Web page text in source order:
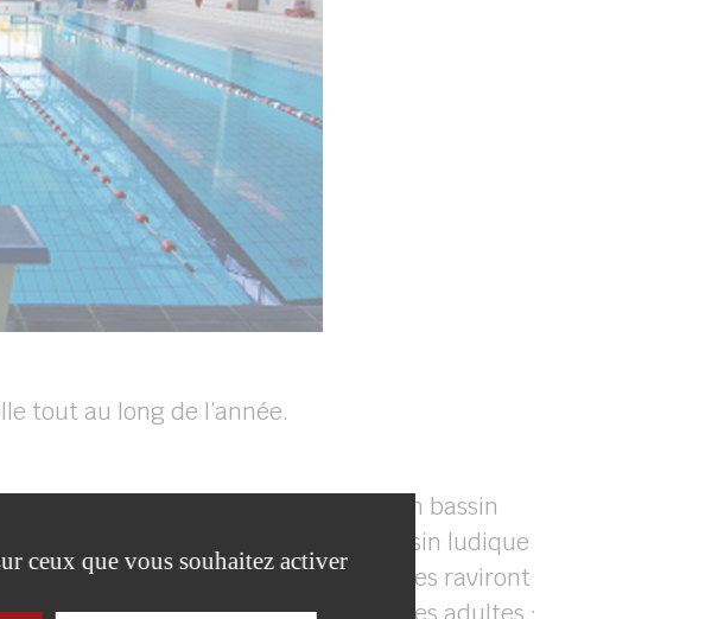
tout au long de l’année.
jeux aquatiques, se compose d’un bassin
se détendre et s’amuser, un bassin ludique
et un tobbogan de 40 mètres raviront
ceux que vous souhaitez activer